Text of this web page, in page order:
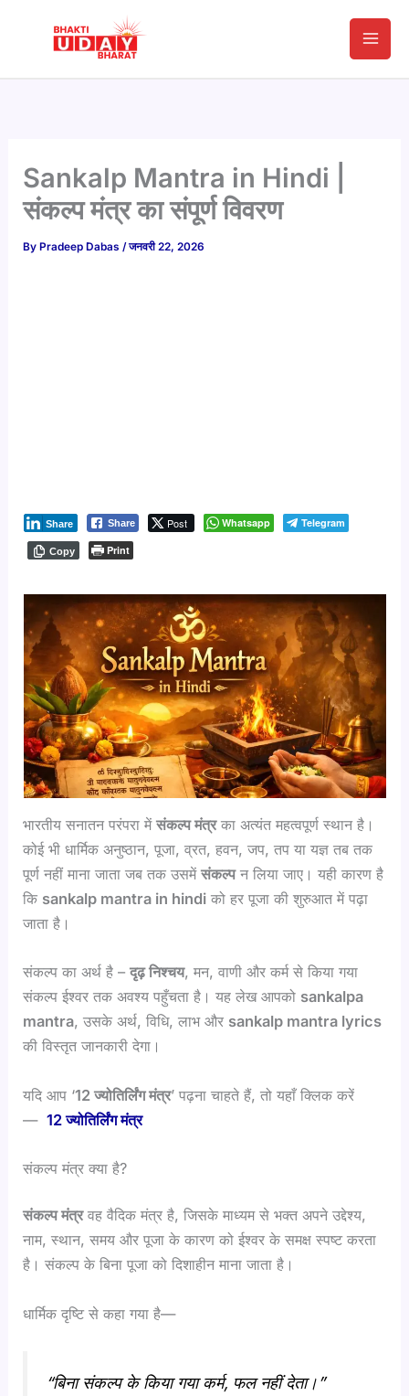
Sankalp Mantra in Hindi |
संकल्प मंत्र का संपूर्ण विवरण
By Pradeep Dabas/जनवरी 22, 2026
Share Post
Share Whatsapp Telegram
Copy Print
भारतीय सनातन परंपरा मेंसंकल्प मंत्रका अत्यंत महत्वपूर्ण स्थान है।
कोई भी धार्मिक अनुष्ठान, पूजा, व्रत, हवन, जप, तप या यज्ञ तब तक
पूर्ण नहीं माना जाता जब तक उसमेंसंकल्पन लिया जाए। यही कारण है
कि sankalp mantra in hindi को हर पूजा की शुरुआत में पढ़ा
जाता है।
संकल्प का अर्थ है –दृढ़ निश्चय, मन, वाणी और कर्म से किया गया
संकल्प ईश्वर तक अवश्य पहुँचता है। यह लेख आपको sankalpa
mantra, उसके अर्थ, विधि, लाभ और sankalp mantra lyrics
की विस्तृत जानकारी देगा।
यदि आप ‘12 ज्योतिर्लिंग मंत्र’ पढ़ना चाहते हैं, तो यहाँ क्लिक करें
—12 ज्योतिर्लिंग मंत्र
संकल्प मंत्र क्या है?
संकल्प मंत्रवह वैदिक मंत्र है, जिसके माध्यम से भक्त अपने उद्देश्य,
नाम, स्थान, समय और पूजा के कारण को ईश्वर के समक्ष स्पष्ट करता
है। संकल्प के बिना पूजा को दिशाहीन माना जाता है।
धार्मिक दृष्टि से कहा गया है—
“बिना संकल्प के किया गया कर्म, फल नहीं देता।”